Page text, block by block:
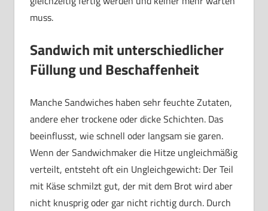
muss.
Sandwich mit unterschiedlicher
Füllung und Beschaffenheit
Manche Sandwiches haben sehr feuchte Zutaten,
andere eher trockene oder dicke Schichten. Das
beeinflusst, wie schnell oder langsam sie garen.
Wenn der Sandwichmaker die Hitze ungleichmäßig
verteilt, entsteht oft ein Ungleichgewicht: Der Teil
mit Käse schmilzt gut, der mit dem Brot wird aber
nicht knusprig oder gar nicht richtig durch. Durch